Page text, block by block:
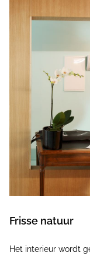
Frisse natuur
Het interieur wordt